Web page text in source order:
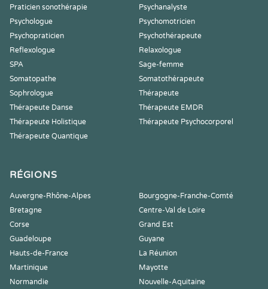
Praticien sonothérapie
Psychanalyste
Psychologue
Psychomotricien
Psychopraticien
Psychothérapeute
Reflexologue
Relaxologue
SPA
Sage-femme
Somatopathe
Somatothérapeute
Sophrologue
Thérapeute
Thérapeute Danse
Thérapeute EMDR
Thérapeute Holistique
Thérapeute Psychocorporel
Thérapeute Quantique
RÉGIONS
Auvergne-Rhône-Alpes
Bourgogne-Franche-Comté
Bretagne
Centre-Val de Loire
Corse
Grand Est
Guadeloupe
Guyane
Hauts-de-France
La Réunion
Martinique
Mayotte
Normandie
Nouvelle-Aquitaine